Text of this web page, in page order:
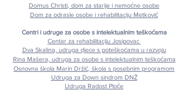
Domus Christi, dom za starije i nemoćne osobe
Dom za odrasle osobe i rehabilitaciju Metković
Centri i udruge za osobe s intelektualnim teškoćama
Centar za rehabilitaciju Josipovac
Dva Skalina, udruga djece s poteškoćama u razvoju
Rina Mašera, udruga za osobe s intelektualnim teškoćama
Osnovna škola Marin Držić, škola s posebnim programom
Udruga za Down sindrom DNŽ
Udruga Radost Ploče